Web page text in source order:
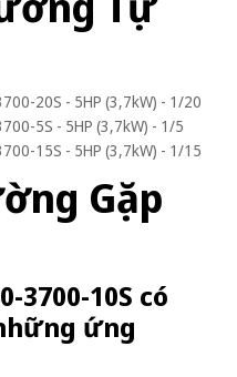
20S - 5HP (3,7kW) - 1/20
5S - 5HP (3,7kW) - 1/5
15S - 5HP (3,7kW) - 1/15
Gặp
3700-10S có
ứng